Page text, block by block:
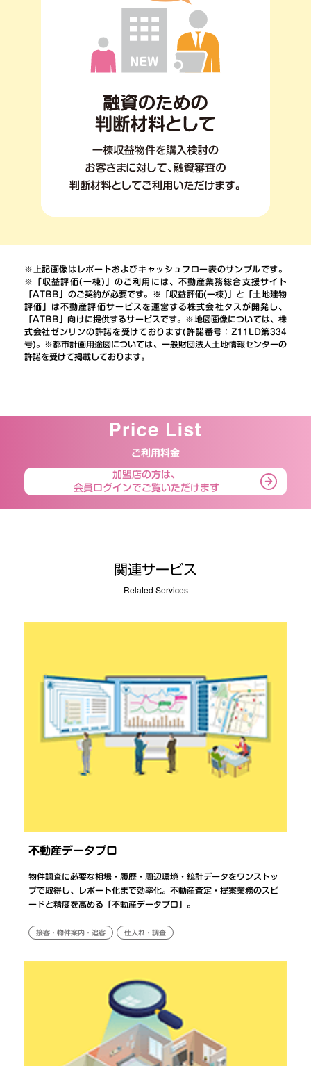
※上記画像はレポートおよびキャッシュフロー表のサンプルです。
※「収益評価(一棟)」のご利用には、不動産業務総合支援サイト
「ATBB」のご契約が必要です。※「収益評価(一棟)」と「土地建物
評価」は不動産評価サービスを運営する株式会社タスが開発し、
「ATBB」向けに提供するサービスです。※地図画像については、株
式会社ゼンリンの許諾を受けております(許諾番号：Z11LD第334
号)。※都市計画用途図については、一般財団法人土地情報センターの
許諾を受けて掲載しております。
ご利用料金
加盟店の方は、
会員ログインでご覧いただけます
関連サービス
Related Services
不動産データプロ
物件調査に必要な相場・履歴・周辺環境・統計データをワンストッ
プで取得し、レポート化まで効率化。不動産査定・提案業務のスピ
ードと精度を高める「不動産データプロ」。
接客・物件案内・追客 仕入れ・調査